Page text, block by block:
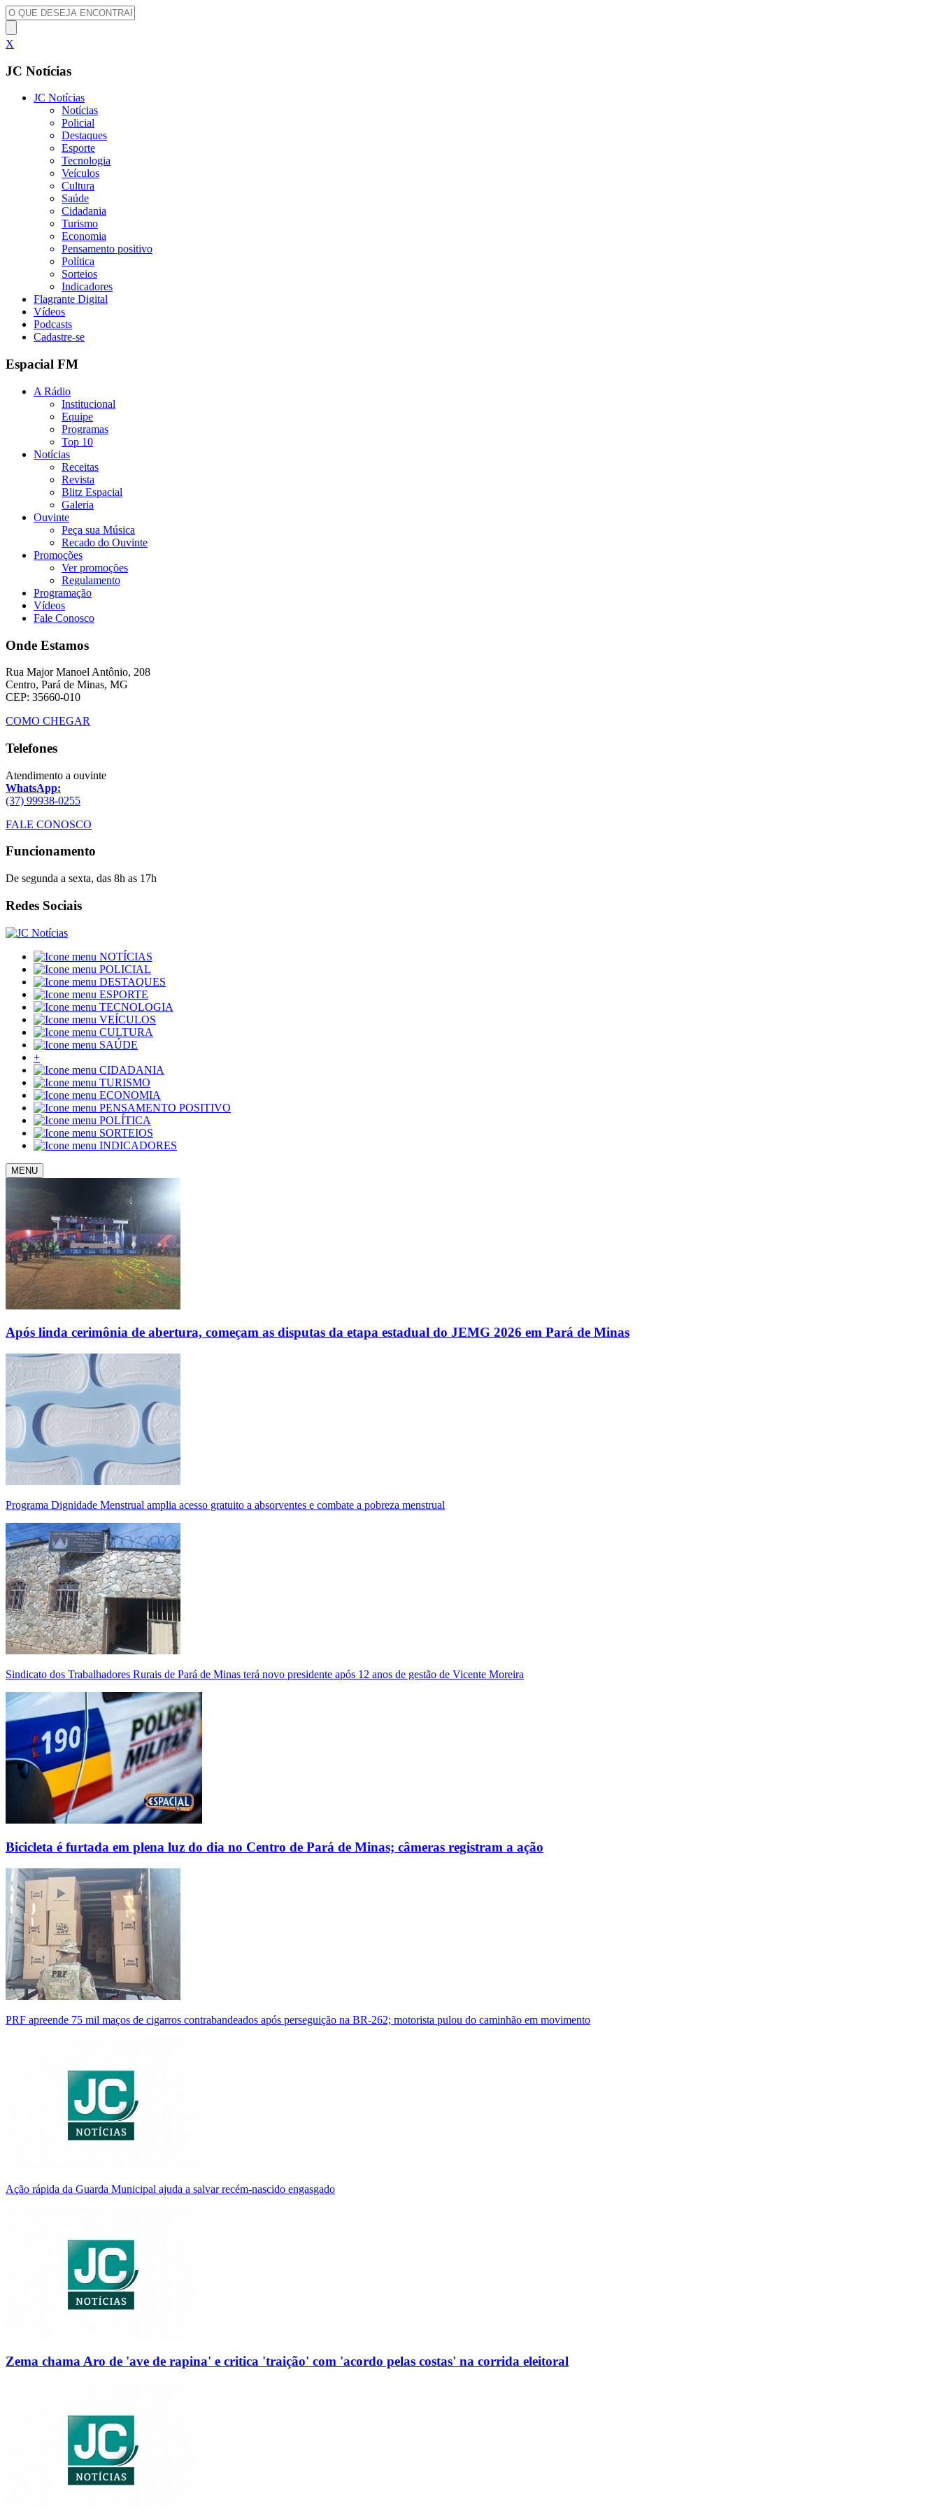
X
JC Notícias
JC Notícias
Notícias
Policial
Destaques
Esporte
Tecnologia
Veículos
Cultura
Saúde
Cidadania
Turismo
Economia
Pensamento positivo
Política
Sorteios
Indicadores
Flagrante Digital
Vídeos
Podcasts
Cadastre-se
Espacial FM
A Rádio
Institucional
Equipe
Programas
Top 10
Notícias
Receitas
Revista
Blitz Espacial
Galeria
Ouvinte
Peça sua Música
Recado do Ouvinte
Promoções
Ver promoções
Regulamento
Programação
Vídeos
Fale Conosco
Onde Estamos
Rua Major Manoel Antônio, 208
Centro, Pará de Minas, MG
CEP: 35660-010
COMO CHEGAR
Telefones
Atendimento a ouvinte
WhatsApp:
(37) 99938-0255
FALE CONOSCO
Funcionamento
De segunda a sexta, das 8h as 17h
Redes Sociais
NOTÍCIAS
POLICIAL
DESTAQUES
ESPORTE
TECNOLOGIA
VEÍCULOS
CULTURA
SAÚDE
+
CIDADANIA
TURISMO
ECONOMIA
PENSAMENTO POSITIVO
POLÍTICA
SORTEIOS
INDICADORES
MENU
Após linda cerimônia de abertura, começam as disputas da etapa estadual do JEMG 2026 em Pará de Minas
Programa Dignidade Menstrual amplia acesso gratuito a absorventes e combate a pobreza menstrual
Sindicato dos Trabalhadores Rurais de Pará de Minas terá novo presidente após 12 anos de gestão de Vicente Moreira
Bicicleta é furtada em plena luz do dia no Centro de Pará de Minas; câmeras registram a ação
PRF apreende 75 mil maços de cigarros contrabandeados após perseguição na BR-262; motorista pulou do caminhão em movimento
Ação rápida da Guarda Municipal ajuda a salvar recém-nascido engasgado
Zema chama Aro de 'ave de rapina' e critica 'traição' com 'acordo pelas costas' na corrida eleitoral